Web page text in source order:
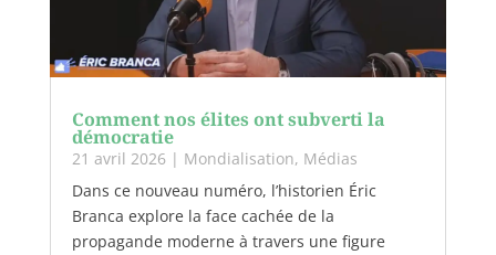
Comment nos élites ont subverti la
démocratie
21 avril 2026| Mondialisation, Médias
Dans ce nouveau numéro, l’historien Éric
Branca explore la face cachée de la
propagande moderne à travers une figure